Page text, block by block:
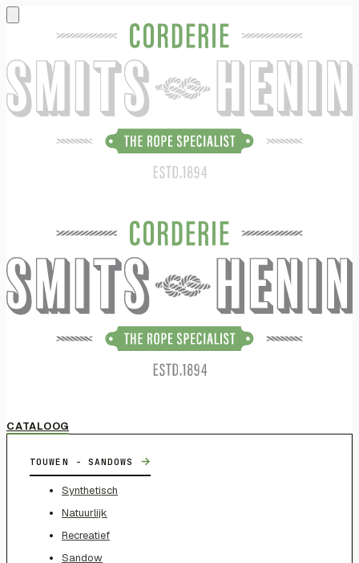
CATALOOG
TOUWEN - SANDOWS →
Synthetisch
Natuurlijk
Recreatief
Sandow